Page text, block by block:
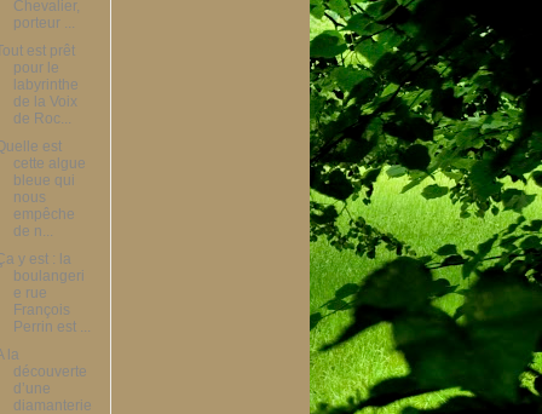
Chevalier,
porteur ...
est prêt
pour le
labyrinthe
de la Voix
de Roc...
est
cette algue
bleue qui
nous
empêche
de n...
y est : la
boulangeri
e rue
François
Perrin est ...
la
découverte
d’une
diamanterie